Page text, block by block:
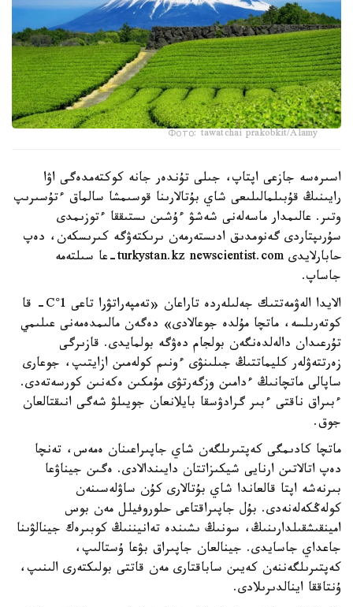
Фото: tawatchai prakobkit/Alamy
اسىرەسە جازعى اپتاپ، جىلى تۇندەر جانە كوكتەمدەگى اۋا
رايىنىڭ قۇبىلمالىلىعى شاي بۇتالارىنا قوسىمشا سالماق ءتۇسىرىپ
وتىر. عالىمدار ماسەلەنى شەشۋ ءۇشىن ىستىققا ءتوزىمدى
سۇرىپتاردى گەنومدىق ادىستەرمەن ىرىكتەۋگە كىرىسكەن، دەپ
حابارلايدى turkystan.kz newscientist.com-عا سىلتەمە
جاساپ.
الايدا الەۋمەتتىك جەلىلەردە تاراعان «تەمپەراتۋرا تاعى 1°C- قا
كوتەرىلسە، ماتچا مۇلدە جوعالادى» دەگەن مالىمدەمەنى عىلىمي
تۇرعىدان دالەلدەنگەن بولجام دەۋگە بولمايدى. قازىرگى
زەرتتەۋلەر كليماتتىڭ جىلىنۋى ءونىم كولەمىن ازايتىپ، جوعارى
ساپالى ماتچانىڭ ءدامىن وزگەرتۋى مۇمكىن ەكەنىن كورسەتەدى.
ءبىراق ناقتى ءبىر گرادۋسقا بايلانعان جويىلۋ شەگى انىقتالعان
جوق.
ماتچا كادىمگى كەپتىرىلگەن شاي جاپىراعىنان ەمەس، تەنچا
دەپ اتالاتىن ارنايى شيكىزاتتان دايىندالادى. ەگىن جيناۋعا
بىرنەشە اپتا قالعاندا شاي بۇتالارى كۇن ساۋلەسىنەن
كولەڭكەلەنەدى. بۇل جاپىراقتاعى حلوروفيلل مەن بوس
امينقىشقىلدارىنىڭ، سونىڭ ىشىندە تەانيننىڭ كوبىرەك جينالۋىنا
جاعداي جاسايدى. جينالعان جاپىراق بۋعا ۇستالىپ،
كەپتىرىلگەننەن كەيىن ساباقتارى مەن قاتتى بولىكتەرى الىنىپ،
ۇنتاققا اينالدىرىلادى.